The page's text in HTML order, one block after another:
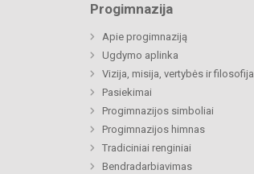
Progimnazija
Apie progimnaziją
Ugdymo aplinka
Vizija, misija, vertybės ir filosofija
Pasiekimai
Progimnazijos simboliai
Progimnazijos himnas
Tradiciniai renginiai
Bendradarbiavimas